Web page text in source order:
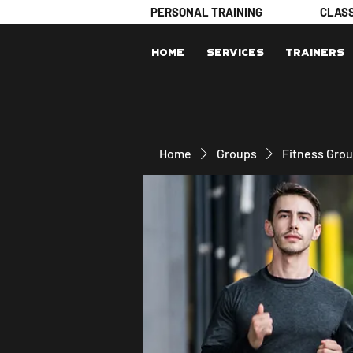
Home Services Trainers
PERSONAL TRAINING
Home Groups Fitness